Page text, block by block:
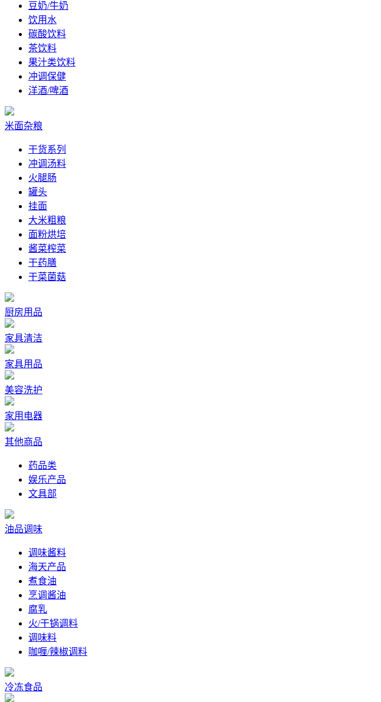
豆奶/牛奶
饮用水
碳酸饮料
茶饮料
果汁类饮料
冲调保健
洋酒/啤酒
米面杂粮
干货系列
冲调汤料
火腿肠
罐头
挂面
大米粗粮
面粉烘培
酱菜榨菜
干药膳
干菜菌菇
厨房用品
家具清洁
家具用品
美容洗护
家用电器
其他商品
药品类
娱乐产品
文具部
油品调味
调味酱料
海天产品
煮食油
烹调酱油
腐乳
火/干锅调料
调味料
咖喱/辣椒调料
冷冻食品